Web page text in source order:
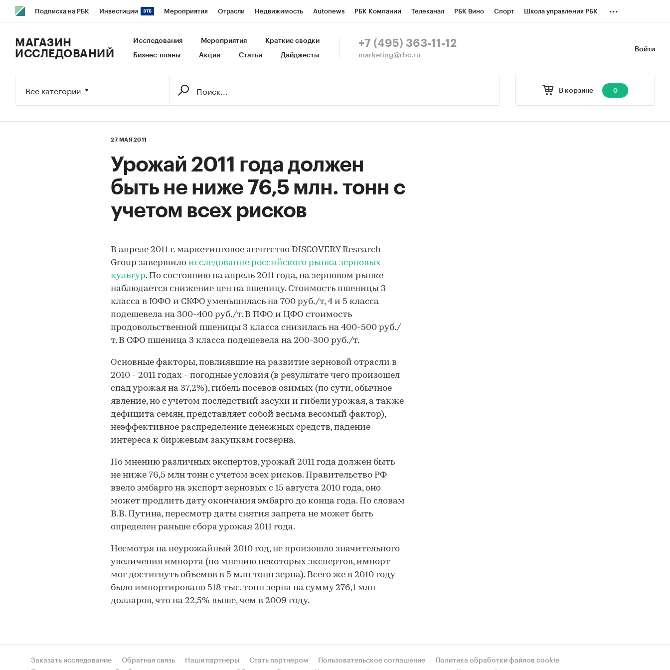
Подписка на РБК Инвестиции Мероприятия Отрасли Недвижимость Autonews РБК Компании Телеканал РБК Вино Спорт Школа управления РБК
Исследования Кредитные рейтинги Франшизы Газета Спецпроекты СПб Конференции СПб Спецпроекты
...
Войти
МАГАЗИН
ИССЛЕДОВАНИЙ
Исследования Мероприятия Краткие сводки
Бизнес-планы Акции Статьи Дайджесты
+7 (495) 363-11-12
marketing@rbc.ru
В корзине 0
Все категории
27 МАЯ 2011
Урожай 2011 года должен
быть не ниже 76,5 млн. тонн с
учетом всех рисков
В апреле 2011 г. маркетинговое агентство DISCOVERY Research
Group завершило исследование российского рынка зерновых
культур. По состоянию на апрель 2011 года, на зерновом рынке
наблюдается снижение цен на пшеницу. Стоимость пшеницы 3
класса в ЮФО и СКФО уменьшилась на 700 руб./т, 4 и 5 класса
подешевела на 300-400 руб./т. В ПФО и ЦФО стоимость
продовольственной пшеницы 3 класса снизилась на 400-500 руб./
т. В СФО пшеница 3 класса подешевела на 200-300 руб./т.
Основные факторы, повлиявшие на развитие зерновой отрасли в
2010 - 2011 годах - погодные условия (в результате чего произошел
спад урожая на 37,2%), гибель посевов озимых (по сути, обычное
явление, но с учетом последствий засухи и гибели урожая, а также
дефицита семян, представляет собой весьма весомый фактор),
неэффективное распределение денежных средств, падение
интереса к биржевым закупкам госзерна.
По мнению различных экспертов, урожай 2011 года должен быть
не ниже 76,5 млн тонн с учетом всех рисков. Правительство РФ
ввело эмбарго на экспорт зерновых с 15 августа 2010 года, оно
может продлить дату окончания эмбарго до конца года. По словам
В.В. Путина, пересмотр даты снятия запрета не может быть
определен раньше сбора урожая 2011 года.
Несмотря на неурожайный 2010 год, не произошло значительного
увеличения импорта (по мнению некоторых экспертов, импорт
мог достигнуть объемов в 5 млн тонн зерна). Всего же в 2010 году
было импортировано 518 тыс. тонн зерна на сумму 276,1 млн
долларов, что на 22,5% выше, чем в 2009 году.
Заказать исследование Обратная связь Наши партнеры Стать партнером Пользовательское соглашение
Политика обработки файлов cookie